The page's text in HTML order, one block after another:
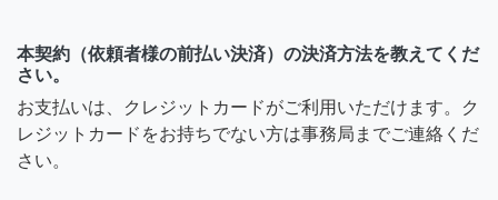
本契約（依頼者様の前払い決済）の決済方法を教えてくだ
さい。
お支払いは、クレジットカードがご利用いただけます。ク
レジットカードをお持ちでない方は事務局までご連絡くだ
さい。